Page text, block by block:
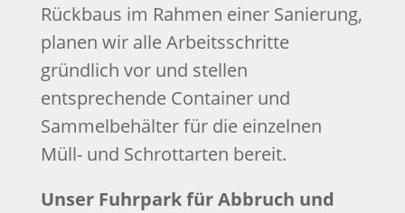
Rückbaus im Rahmen einer Sanierung,
planen wir alle Arbeitsschritte
gründlich vor und stellen
entsprechende Container und
Sammelbehälter für die einzelnen
Müll- und Schrottarten bereit.
Unser Fuhrpark für Abbruch und